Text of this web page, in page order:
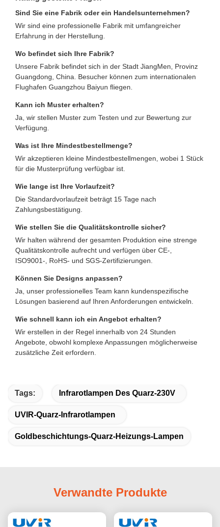
Sind Sie eine Fabrik oder ein Handelsunternehmen?
Wir sind eine professionelle Fabrik mit umfangreicher
Erfahrung in der Herstellung.
Wo befindet sich Ihre Fabrik?
Unsere Fabrik befindet sich in der Stadt JiangMen, Provinz
Guangdong, China. Besucher können zum internationalen
Flughafen Guangzhou Baiyun fliegen.
Kann ich Muster erhalten?
Ja, wir stellen Muster zum Testen und zur Bewertung zur
Verfügung.
Was ist Ihre Mindestbestellmenge?
Wir akzeptieren kleine Mindestbestellmengen, wobei 1 Stück
für die Musterprüfung verfügbar ist.
Wie lange ist Ihre Vorlaufzeit?
Die Standardvorlaufzeit beträgt 15 Tage nach
Zahlungsbestätigung.
Wie stellen Sie die Qualitätskontrolle sicher?
Wir halten während der gesamten Produktion eine strenge
Qualitätskontrolle aufrecht und verfügen über CE-,
ISO9001-, RoHS- und SGS-Zertifizierungen.
Können Sie Designs anpassen?
Ja, unser professionelles Team kann kundenspezifische
Lösungen basierend auf Ihren Anforderungen entwickeln.
Wie schnell kann ich ein Angebot erhalten?
Wir erstellen in der Regel innerhalb von 24 Stunden
Angebote, obwohl komplexe Anpassungen möglicherweise
zusätzliche Zeit erfordern.
Tags: Infrarotlampen Des Quarz-230V
UVIR-Quarz-Infrarotlampen
Goldbeschichtungs-Quarz-Heizungs-Lampen
Verwandte Produkte